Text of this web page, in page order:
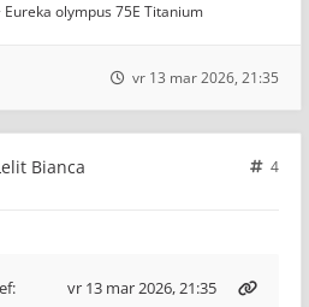
Eureka olympus 75E Titanium
vr 13 mar 2026, 21:35
Bianca
4
vr 13 mar 2026, 21:35